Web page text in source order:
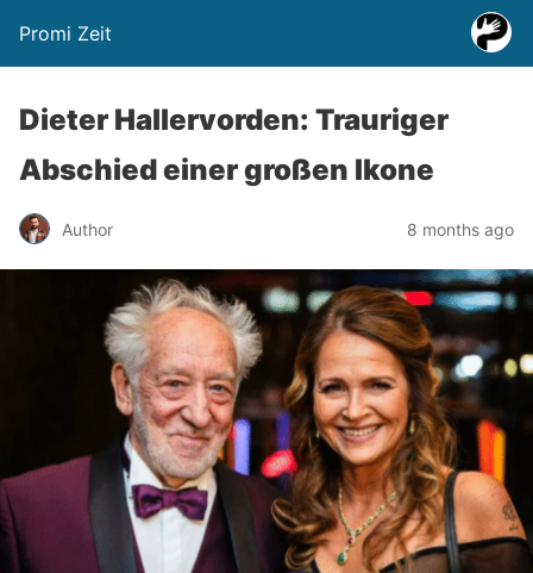
Promi Zeit
Dieter Hallervorden: Trauriger
Abschied einer großen Ikone
Author 8 months ago